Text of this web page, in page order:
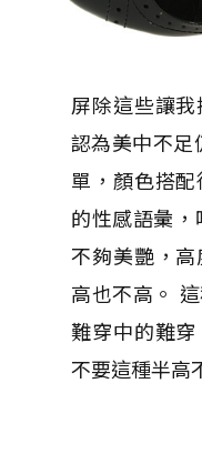
屏除這些讓
認為美中不足
單，顏色搭
的性感語彙
不夠美艷，
高也不高。
難穿中的難
不要這種半高